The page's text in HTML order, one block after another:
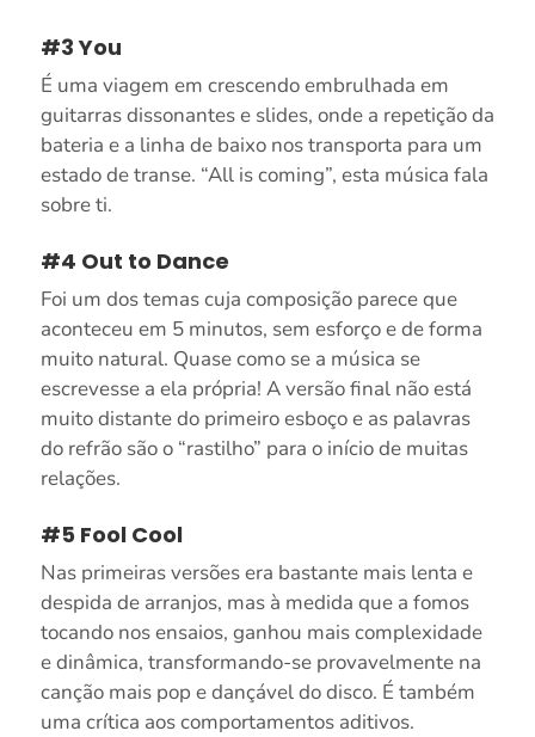
#3 You
É uma viagem em crescendo embrulhada em
guitarras dissonantes e slides, onde a repetição da
bateria e a linha de baixo nos transporta para um
estado de transe. “All is coming”, esta música fala
sobre ti.
#4 Out to Dance
Foi um dos temas cuja composição parece que
aconteceu em 5 minutos, sem esforço e de forma
muito natural. Quase como se a música se
escrevesse a ela própria! A versão final não está
muito distante do primeiro esboço e as palavras
do refrão são o “rastilho” para o início de muitas
relações.
#5 Fool Cool
Nas primeiras versões era bastante mais lenta e
despida de arranjos, mas à medida que a fomos
tocando nos ensaios, ganhou mais complexidade
e dinâmica, transformando-se provavelmente na
canção mais pop e dançável do disco. É também
uma crítica aos comportamentos aditivos.